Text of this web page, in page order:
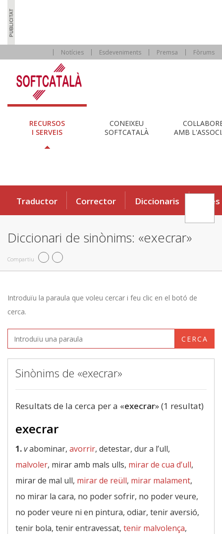
Notícies Esdeveniments Premsa Fòrums
RECURSOS
I SERVEIS
CONEIXEU
SOFTCATALÀ
AMB
Traductor Corrector Diccionaris Eines
Diccionari de sinònims: «execrar»
Compartiu
Introduïu la paraula que voleu cercar i feu clic en el botó de
cerca.
CERCA
Sinònims de «execrar»
Resultats de la cerca per a «execrar» (1 resultat)
execrar
1.vabominar, avorrir, detestar, dur a l’ull,
malvoler, mirar amb mals ulls, mirar de cua d’ull,
mirar de mal ull, mirar de reüll, mirar malament,
no mirar la cara, no poder sofrir, no poder veure,
no poder veure ni en pintura, odiar, tenir aversió,
tenir bola, tenir entravessat, tenir malvolença,